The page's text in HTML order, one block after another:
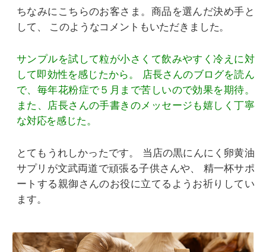
ちなみにこちらのお客さま。商品を選んだ決め手と
して、
このようなコメントもいただきました。
サンプルを試して粒が小さくて飲みやすく冷えに対
して即効性を感じたから。
店長さんのブログを読ん
で、毎年花粉症で５月まで苦しいので効果を期待。
また、店長さんの手書きのメッセージも嬉しく丁寧
な対応を感じた。
とてもうれしかったです。
当店の黒にんにく卵黄油
サプリが文武両道で頑張る子供さんや、
精一杯サポ
ートする親御さんのお役に立てるようお祈りしてい
ます。